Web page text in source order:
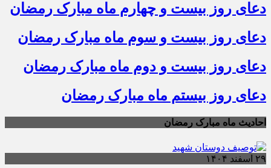
دعای روز بیست و چهارم ماه مبارک رمضان
دعای روز بیست و سوم ماه مبارک رمضان
دعای روز بیست و دوم ماه مبارک رمضان
دعای روز بیستم ماه مبارک رمضان
احادیث ماه مبارک رمضان
۲۹ اسفند ۱۴۰۴